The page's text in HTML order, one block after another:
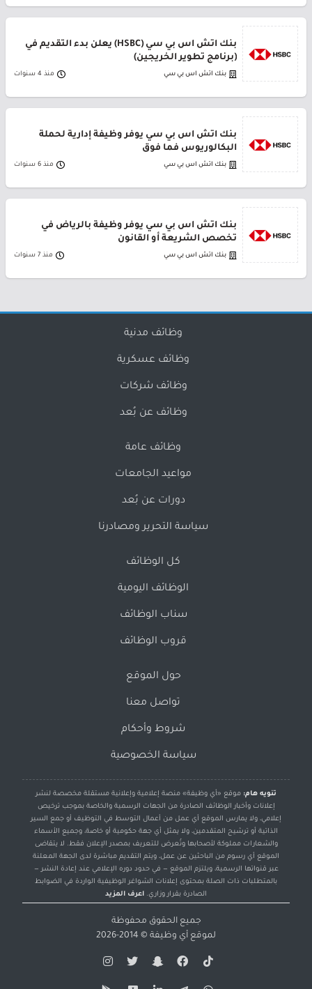
بنك اتش اس بي سي (HSBC) يعلن بدء التقديم في
(برنامج تطوير الخريجين)
بنك اتش اس بي سي منذ 4 سنوات
بنك اتش اس بي سي يوفر وظيفة إدارية لحملة
البكالوريوس فما فوق
بنك اتش اس بي سي منذ 6 سنوات
بنك اتش اس بي سي يوفر وظيفة بالرياض في
تخصص الشريعة أو القانون
بنك اتش اس بي سي منذ 7 سنوات
وظائف مدنية
وظائف عسكرية
وظائف شركات
وظائف عن بُعد
وظائف عامة
مواعيد الجامعات
دورات عن بُعد
سياسة التحرير ومصادرنا
كل الوظائف
الوظائف اليومية
سناب الوظائف
قروب الوظائف
حول الموقع
تواصل معنا
شروط وأحكام
سياسة الخصوصية
تنويه هام: موقع «أي وظيفة» منصة إعلامية وإعلانية مستقلة مخصصة لنشر
إعلانات وأخبار الوظائف الصادرة من الجهات الرسمية والخاصة بموجب ترخيص
إعلامي، ولا يمارس الموقع أي عمل من أعمال التوسط في التوظيف أو جمع السير
الذاتية أو ترشيح المتقدمين، ولا يمثل أي جهة حكومية أو خاصة، وجميع الأسماء
والشعارات مملوكة لأصحابها وتُعرض للتعريف بمصدر الإعلان فقط. لا يتقاضى
الموقع أي رسوم من الباحثين عن عمل، ويتم التقديم مباشرة لدى الجهة المعلنة
عبر قنواتها الرسمية، ويلتزم الموقع — في حدود دوره الإعلامي عند إعادة النشر —
بالمتطلبات ذات الصلة بمحتوى إعلانات الشواغر الوظيفية الواردة في الضوابط
الصادرة بقرار وزاري. اعرف المزيد
جميع الحقوق محفوظة
لموقع أي وظيفة © 2014-2026